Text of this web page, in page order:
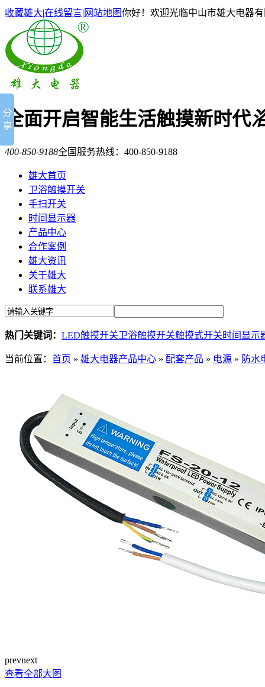
收藏雄大|在线留言| 网站地图你好！欢迎光临中山市雄大电器
全面开启智能生活触摸新时代
400-850-9188全国服务热线： 400-850-9188
雄大首页
卫浴触摸开关
手扫开关
时间显示器
产品中心
合作案例
雄大资讯
关于雄大
联系雄大
热门关键词： LED触摸开关卫浴触摸开关触摸式开关时间显示
当前位置： 首页 » 雄大电器产品中心 » 配套产品 » 电源 » 防水
prevnext
查看全部大图